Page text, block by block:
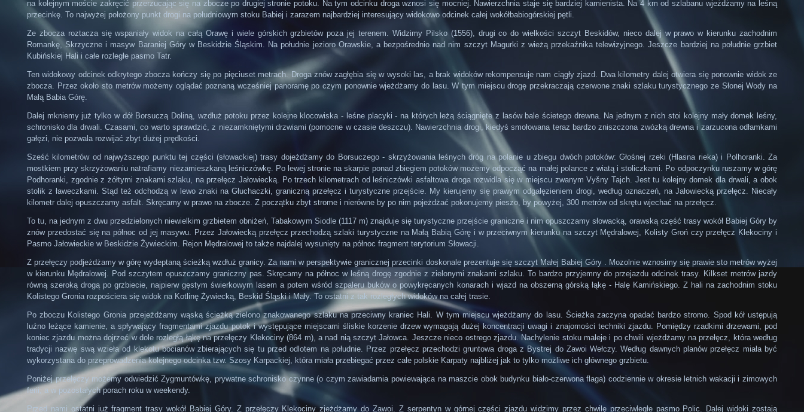
na kolejnym moście zakręcić przerzucając się na zbocze po drugiej stronie potoku. Na tym odcinku droga wznosi się mocniej. Nawierzchnia staje się bardziej kamienista. Na 4 km od szlabanu wjeżdżamy na leśną
przecinkę. To najwyżej położony punkt drogi na południowym stoku Babiej i zarazem najbardziej interesujący widokowo odcinek całej wokółbabiogórskiej pętli.
Ze zbocza roztacza się wspaniały widok na całą Orawę i wiele górskich grzbietów poza jej terenem. Widzimy Pilsko (1556), drugi co do wielkości szczyt Beskidów, nieco dalej w prawo w kierunku zachodnim
Romankę, Skrzyczne i masyw Baraniej Góry w Beskidzie Śląskim. Na południe jezioro Orawskie, a bezpośrednio nad nim szczyt Magurki z wieżą przekaźnika telewizyjnego. Jeszcze bardziej na południe grzbiet
Kubińskiej Hali i całe rozległe pasmo Tatr.
Ten widokowy odcinek odkrytego zbocza kończy się po pięciuset metrach. Droga znów zagłębia się w wysoki las, a brak widoków rekompensuje nam ciągły zjazd. Dwa kilometry dalej otwiera się ponownie widok ze
zbocza. Przez około sto metrów możemy oglądać poznaną wcześniej panoramę po czym ponownie wjeżdżamy do lasu. W tym miejscu drogę przekraczają czerwone znaki szlaku turystycznego ze Słonej Wody na
Małą Babia Górę.
Dalej mkniemy już tylko w dół Borsuczą Doliną, wzdłuż potoku przez kolejne klocowiska - leśne placyki - na których leżą ściągnięte z lasów bale ścietego drewna. Na jednym z nich stoi kolejny mały domek leśny,
schronisko dla drwali. Czasami, co warto sprawdzić, z niezamkniętymi drzwiami (pomocne w czasie deszczu). Nawierzchnia drogi, kiedyś smołowana teraz bardzo zniszczona zwózką drewna i zarzucona odłamkami
gałęzi, nie pozwala rozwijać zbyt dużej prędkości.
Sześć kilometrów od najwyższego punktu tej części (słowackiej) trasy dojeżdżamy do Borsuczego - skrzyżowania leśnych dróg na polanie u zbiegu dwóch potoków: Głośnej rzeki (Hlasna rieka) i Polhoranki. Za
mostkiem przy skrzyżowaniu natrafiamy niezamieszkaną leśniczówkę. Po lewej stronie na skarpie ponad zbiegiem potoków możemy odpocząć na małej polance z wiatą i stoliczkami. Po odpoczynku ruszamy w górę
Podhoranki, zgodnie z żółtymi znakami szlaku, na przełęcz Jałowiecką. Po trzech kilometrach od leśniczówki asfaltowa droga rozwidla się w miejscu zwanym Vyšny Tajch. Jest tu kolejny domek dla drwali, a obok
stolik z ławeczkami. Stąd też odchodzą w lewo znaki na Głuchaczki, graniczną przełęcz i turystyczne przejście. My kierujemy się prawym odgałęzieniem drogi, według oznaczeń, na Jałowiecką przełęcz. Niecały
kilometr dalej opuszczamy asfalt. Skręcamy w prawo na zbocze. Z początku zbyt strome i nierówne by po nim pojeżdżać pokonujemy pieszo, by powyżej, 300 metrów od skrętu wjechać na przełęcz.
To tu, na jednym z dwu przedzielonych niewielkim grzbietem obniżeń, Tabakowym Siodle (1117 m) znajduje się turystyczne przejście graniczne i nim opuszczamy słowacką, orawską część trasy wokół Babiej Góry by
znów przedostać się na północ od jej masywu. Przez Jałowiecką przełęcz przechodzą szlaki turystyczne na Małą Babią Górę i w przeciwnym kierunku na szczyt Mędralowej, Kolisty Groń czy przełęcz Klekociny i
Pasmo Jałowieckie w Beskidzie Żywieckim. Rejon Mędralowej to także najdalej wysunięty na północ fragment terytorium Słowacji.
Z przełęczy podjeżdżamy w górę wydeptaną ścieżką wzdłuż granicy. Za nami w perspektywie granicznej przecinki doskonale prezentuje się szczyt Małej Babiej Góry . Mozolnie wznosimy się prawie sto metrów wyżej
w kierunku Mędralowej. Pod szczytem opuszczamy graniczny pas. Skręcamy na północ w leśną drogę zgodnie z zielonymi znakami szlaku. To bardzo przyjemny do przejazdu odcinek trasy. Kilkset metrów jazdy
równą szeroką drogą po grzbiecie, najpierw gęstym świerkowym lasem a potem wśród szpaleru buków o powykręcanych konarach i wjazd na obszerną górską łąkę - Halę Kamińskiego. Z hali na zachodnim stoku
Kolistego Gronia rozpościera się widok na Kotlinę Żywiecką, Beskid Śląski i Mały. To ostatni z tak rozległych widoków na całej trasie.
Po zboczu Kolistego Gronia przejeżdżamy wąską ścieżką zielono znakowanego szlaku na przeciwny kraniec Hali. W tym miejscu wjeżdżamy do lasu. Ścieżka zaczyna opadać bardzo stromo. Spod kół ustępują
luźno leżące kamienie, a spływający fragmentami zjazdu potok i występujące miejscami śliskie korzenie drzew wymagają dużej koncentracji uwagi i znajomości techniki zjazdu. Pomiędzy rzadkimi drzewami, pod
koniec zjazdu można dojrzeć w dole rozległą łąkę na przełęczy Klekociny (864 m), a nad nią szczyt Jałowca. Jeszcze nieco ostrego zjazdu. Nachylenie stoku maleje i po chwili wjeżdżamy na przełęcz, która według
tradycji nazwę swą wzieła od klekotu bocianów zbierających się tu przed odlotem na południe. Przez przełęcz przechodzi gruntowa droga z Bystrej do Zawoi Wełczy. Według dawnych planów przełęcz miała być
wykorzystana do przeprowadzenia kolejnego odcinka tzw. Szosy Karpackiej, która miała przebiegać przez całe polskie Karpaty najbliżej jak to tylko możliwe ich głównego grzbietu.
Poniżej przełęczy możemy odwiedzić Zygmuntówkę, prywatne schronisko czynne (o czym zawiadamia powiewająca na maszcie obok budynku biało-czerwona flaga) codziennie w okresie letnich wakacji i zimowych
ferii, a w pozostałych porach roku w weekendy.
Przed nami ostatni już fragment trasy wokół Babiej Góry. Z przełęczy Klekociny zjeżdżamy do Zawoi. Z serpentyn w górnej części zjazdu widzimy przez chwilę przeciwległe pasmo Polic. Dalej widoki zostają